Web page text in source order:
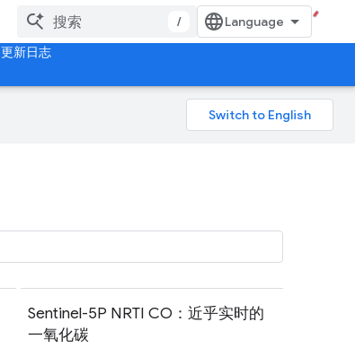
/
更新日志
Sentinel-5P NRTI CO：近乎实时的
一氧化碳